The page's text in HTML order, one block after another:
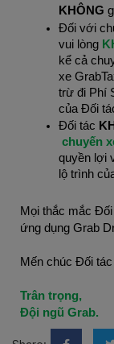
KHÔNG
Đối với
vui lòng
kể cả
xe
trừ đi Phí
của Đối
Đối tác
chuyến
quyền lợi
lộ trình
Mọi thắc mắc
ứng dụng Grab
Mến chúc Đối
Trân trọng,
Đội ngũ Grab.